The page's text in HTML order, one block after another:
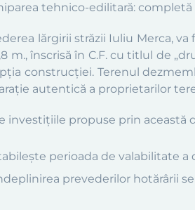
tehnico-edilitară: completă
lărgirii străzii Iuliu Merca,
m., înscrisă în C.F. cu titlul de
construcției. Terenul
autentică a proprietarilor
investiţiile propuse prin
perioada de valabilitate
prevederilor hotărârii